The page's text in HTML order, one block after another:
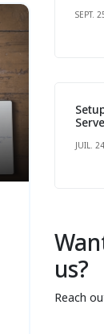
SEPT.
JUIL.
us?
Reach